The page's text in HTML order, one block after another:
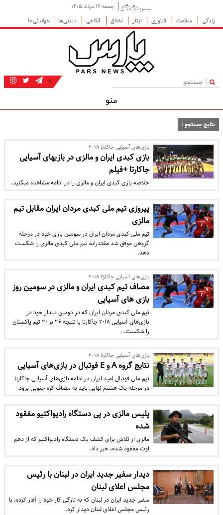
جمعه ۱۶ مرداد ۱۴۰۵
زندگی
سلامت فناوری ایثار اخلاق فکاهی دیدنی‌ها خواندنی‌ها
|
منو
نتایج جستجو :
بازی‌های آسیایی جاکارتا ۲۰۱۸
بازی کبدی ایران و مالزی در بازی‎های آسیایی
جاکارتا +فیلم
خلاصه بازی کبدی ایران و مالزی را در ادامه مشاهده می‎کنید.
پیروزی تیم ملی کبدی مردان ایران مقابل تیم
مالزی
تیم ملی کبدی مردان ایران در سومین بازی خود در مرحله
گروهی موفق شد مقتدرانه تیم ملی کبدی مالزی را شکست
دهد.
بازی‌های آسیایی جاکارتا ۲۰۱۸
مصاف تیم کبدی ایران و مالزی در سومین روز
بازی های آسیایی
تیم ملی کبدی مردان ایران که در دومین دیدار خود در
بازی‌های آسیایی ۲۰۱۸ جاکارتا با نتیجه ۳۶ بر ۲۰ تیم پاکستان
را شکست…
بازی‌های آسیایی جاکارتا ۲۰۱۸
نتایج گروه A و E فوتبال در بازی‌های آسیایی
تیم ملی فوتبال امید ایران در ادامه بازی‌های آسیایی جاکارتا
در مرحله یک هشتم نهایی باید به مصاف کره جنوبی برود.
پلیس مالزی در پی دستگاه رادیواکتیو مفقود
شده
مالزی از تلاش برای کشف یک دستگاه رادیواکتیو که از دهم
اوت مفقود شده، خبر داد.
دیدار سفیر جدید ایران در لبنان با رئیس
مجلس اعلای لبنان
سفیر جدید ایران در لبنان که به تازگی کار خود را آغاز کرده، با
رئیس مجلس اعلای لبنان دیدار کرد.